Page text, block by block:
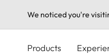
We noticed you're
Products